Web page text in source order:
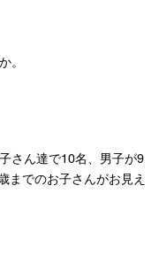
さん達で10名、男子が9
までのお子さんがお見え